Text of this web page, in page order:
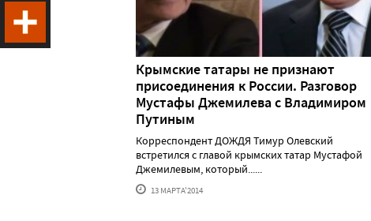
Крымские татары не признают
присоединения к России. Разговор
Мустафы Джемилева с Владимиром
Путиным
Корреспондент ДОЖДЯ Тимур Олевский
встретился с главой крымских татар Мустафой
Джемилевым, который......
13 МАРТА'2014
Odnoklassniki